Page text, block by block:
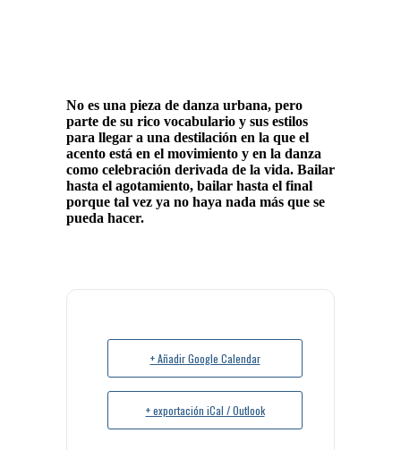
No es una pieza de danza urbana, pero
parte de su rico vocabulario y sus estilos
para llegar a una destilación en la que el
acento está en el movimiento y en la danza
como celebración derivada de la vida. Bailar
hasta el agotamiento, bailar hasta el final
porque tal vez ya no haya nada más que se
pueda hacer.
+ Añadir Google Calendar
+ exportación iCal / Outlook